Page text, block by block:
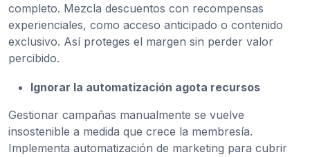
completo. Mezcla descuentos con recompensas
experienciales, como acceso anticipado o contenido
exclusivo. Así proteges el margen sin perder valor
percibido.
Ignorar la automatización agota recursos
Gestionar campañas manualmente se vuelve
insostenible a medida que crece la membresía.
Implementa automatización de marketing para cubrir